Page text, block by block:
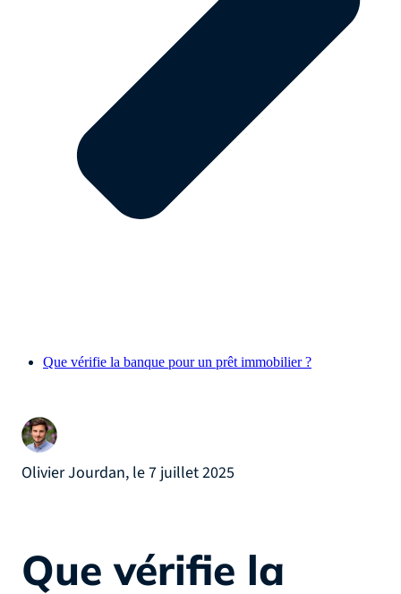
Que vérifie la banque pour un prêt immobilier ?
Olivier Jourdan, le 7 juillet 2025
Que vérifie la